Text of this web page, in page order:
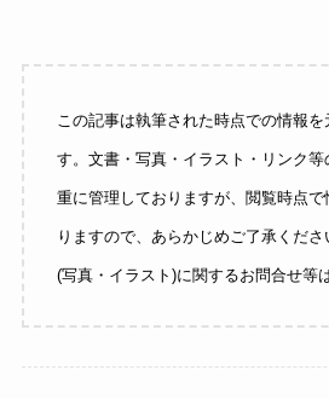
この記事は執筆された時点での情報を
す。文書・写真・イラスト・リンク
重に管理しておりますが、閲覧時点
りますので、あらかじめご了承くださ
(写真・イラスト)に関するお問合せ等